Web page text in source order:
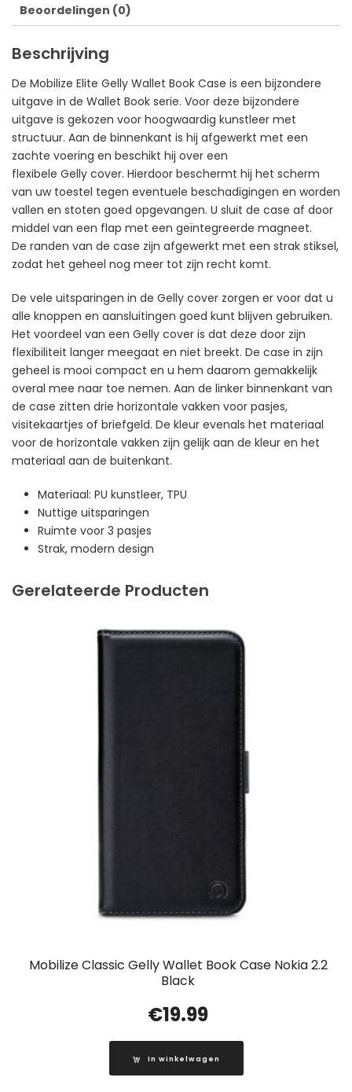
Beoordelingen (0)
Beschrijving
De Mobilize Elite Gelly Wallet Book Case is een bijzondere
uitgave in de Wallet Book serie. Voor deze bijzondere
uitgave is gekozen voor hoogwaardig kunstleer met
structuur. Aan de binnenkant is hij afgewerkt met een
zachte voering en beschikt hij over een
flexibele Gelly cover. Hierdoor beschermt hij het scherm
van uw toestel tegen eventuele beschadigingen en worden
vallen en stoten goed opgevangen. U sluit de case af door
middel van een flap met een geïntegreerde magneet.
De randen van de case zijn afgewerkt met een strak stiksel,
zodat het geheel nog meer tot zijn recht komt.
De vele uitsparingen in de Gelly cover zorgen er voor dat u
alle knoppen en aansluitingen goed kunt blijven gebruiken.
Het voordeel van een Gelly cover is dat deze door zijn
flexibiliteit langer meegaat en niet breekt. De case in zijn
geheel is mooi compact en u hem daarom gemakkelijk
overal mee naar toe nemen. Aan de linker binnenkant van
de case zitten drie horizontale vakken voor pasjes,
visitekaartjes of briefgeld. De kleur evenals het materiaal
voor de horizontale vakken zijn gelijk aan de kleur en het
materiaal aan de buitenkant.
Materiaal: PU kunstleer, TPU
Nuttige uitsparingen
Ruimte voor 3 pasjes
Strak, modern design
Gerelateerde Producten
Mobilize Classic Gelly Wallet Book Case Nokia 2.2
Black
€19.99
In winkelwagen